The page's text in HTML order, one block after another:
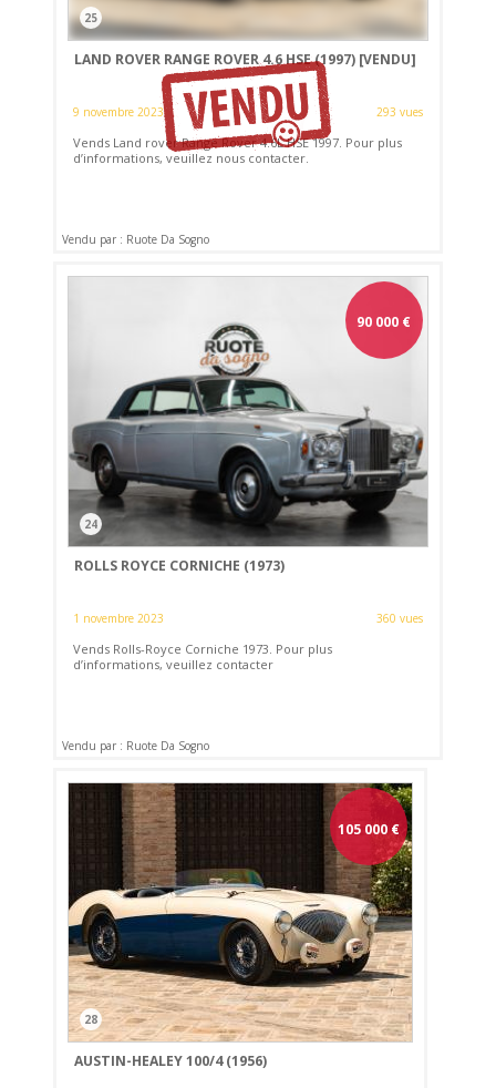
25
LAND ROVER RANGE ROVER 4.6 HSE (1997) [VENDU]
9 novembre 2023 293 vues
Vends Land rover Range Rover 4.6L HSE 1997. Pour plus
d’informations, veuillez nous contacter.
Vendu par : Ruote Da Sogno
90 000 €
24
ROLLS ROYCE CORNICHE (1973)
1 novembre 2023 360 vues
Vends Rolls-Royce Corniche 1973. Pour plus
d’informations, veuillez contacter
Vendu par : Ruote Da Sogno
105 000€
28
AUSTIN-HEALEY 100/4 (1956)